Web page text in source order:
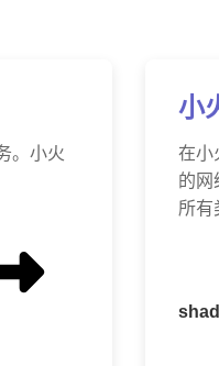
。小火
小
在小
的网
所有